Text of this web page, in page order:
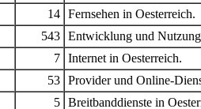
14 Fernsehen in Oesterreich.
543 Entwicklung und
7 Internet in Oesterreich.
53 Provider und Online-
5 Breitbanddienste in